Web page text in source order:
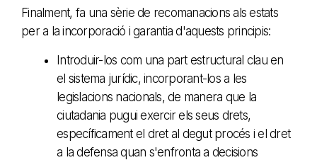
Finalment, fa una sèrie de recomanacions als estats
per a la incorporació i garantia d'aquests principis:
Introduir-los com una part estructural clau en
el sistema jurídic, incorporant-los a les
legislacions nacionals, de manera que la
ciutadania pugui exercir els seus drets,
específicament el dret al degut procés i el dret
a la defensa quan s'enfronta a decisions